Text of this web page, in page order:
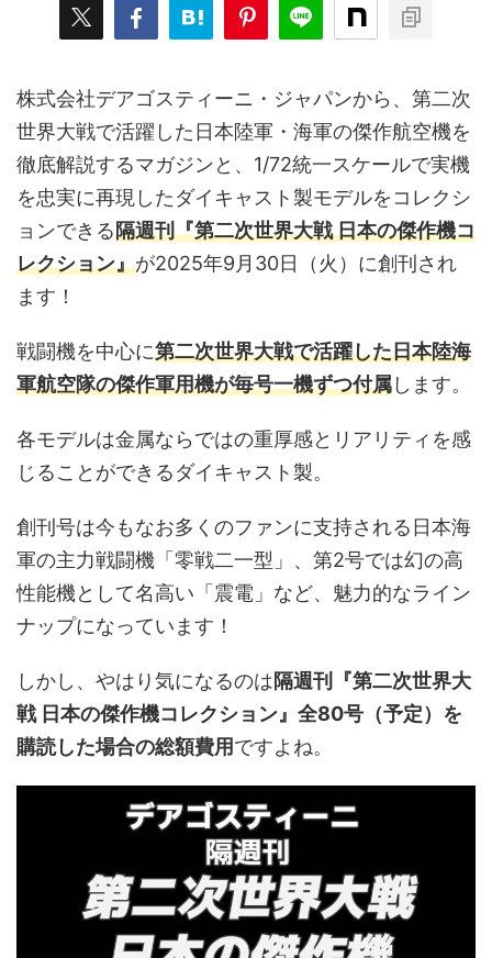
株式会社デアゴスティーニ・ジャパンから、第二次
世界大戦で活躍した日本陸軍・海軍の傑作航空機を
徹底解説するマガジンと、1/72統一スケールで実機
を忠実に再現したダイキャスト製モデルをコレクシ
ョンできる隔週刊『第二次世界大戦 日本の傑作機コ
レクション』が2025年9月30日（火）に創刊され
ます！
戦闘機を中心に第二次世界大戦で活躍した日本陸海
軍航空隊の傑作軍用機が毎号一機ずつ付属します。
各モデルは金属ならではの重厚感とリアリティを感
じることができるダイキャスト製。
創刊号は今もなお多くのファンに支持される日本海
軍の主力戦闘機「零戦二一型」、第2号では幻の高
性能機として名高い「震電」など、魅力的なライン
ナップになっています！
しかし、やはり気になるのは隔週刊『第二次世界大
戦 日本の傑作機コレクション』全80号（予定）を
購読した場合の総額費用ですよね。